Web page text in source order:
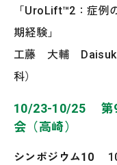
「UroLift™2：症例
期経験」
工藤 大輔
科）
10/23-10/25 第
会（高崎）
シンポジウム10